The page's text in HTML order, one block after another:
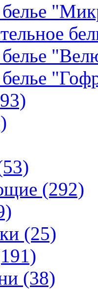
белье
белье
(292)
(25)
(38)